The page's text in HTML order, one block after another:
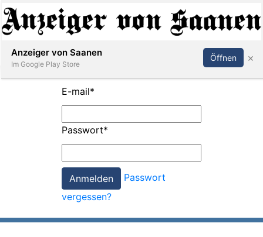
Abonnieren Anmelden
E-mail*
Passwort*
Passwort
vergessen?
Anzeiger von Saanen
Im Google Play Store
Öffnen ×